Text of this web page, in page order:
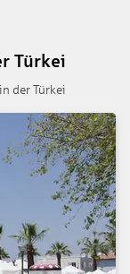
Türkei
der Türkei